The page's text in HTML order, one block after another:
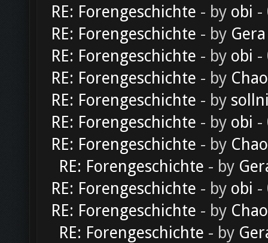
RE: Forengeschichte - by obi -
RE: Forengeschichte - by Gera
RE: Forengeschichte - by obi -
RE: Forengeschichte - by
RE: Forengeschichte - by
RE: Forengeschichte - by obi -
RE: Forengeschichte - by
RE: Forengeschichte - by
RE: Forengeschichte - by obi -
RE: Forengeschichte - by
RE: Forengeschichte - by